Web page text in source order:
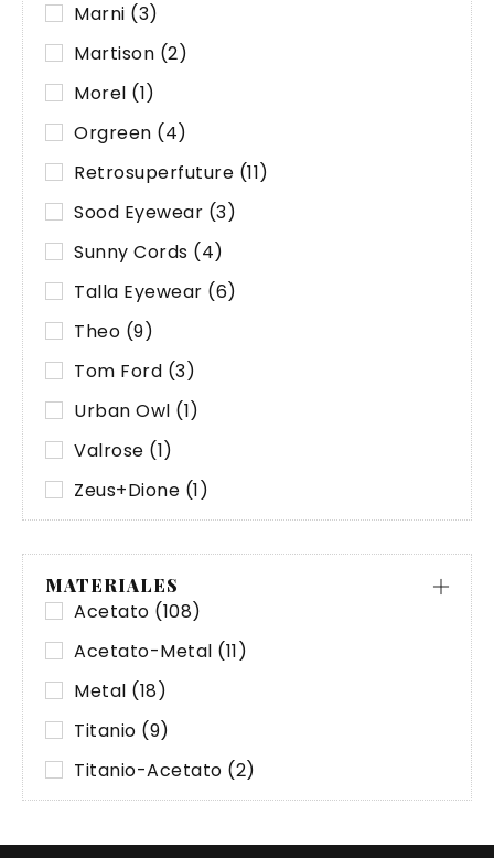
Marni (3)
Martison (2)
Morel (1)
Orgreen (4)
Retrosuperfuture (11)
Sood Eyewear (3)
Sunny Cords (4)
Talla Eyewear (6)
Theo (9)
Tom Ford (3)
Urban Owl (1)
Valrose (1)
Zeus+Dione (1)
MATERIALES
Acetato (108)
Acetato-Metal (11)
Metal (18)
Titanio (9)
Titanio-Acetato (2)